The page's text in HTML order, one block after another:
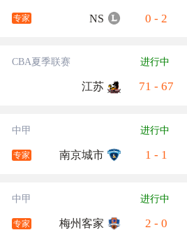
专家 NS 0 - 2
CBA夏季联赛 进行中
江苏 71 - 67
中甲 进行中
专家 南京城市 1 - 1
中甲 进行中
专家 梅州客家 2 - 0